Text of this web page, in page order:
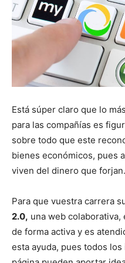
Está súper claro que lo
para las compañías es
sobre todo que este
bienes económicos, pues
viven del dinero que forjan.
Para que vuestra carrera
2.0, una web
de forma activa y es
esta ayuda, pues todos